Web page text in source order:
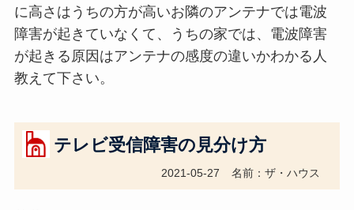
に高さはうちの方が高いお隣のアンテナでは電波
障害が起きていなくて、うちの家では、電波障害
が起きる原因はアンテナの感度の違いかわかる人
教えて下さい。
テレビ受信障害の見分け方
2021-05-27 名前：ザ・ハウス